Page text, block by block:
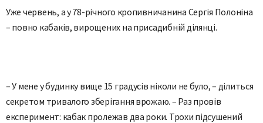
Уже червень, а у 78-річного кропивничанина Сергія Полоніна
– повно кабаків, вирощених на присадибній ділянці.
– У мене у будинку вище 15 градусів ніколи не було,– ділиться
секретом тривалого зберігання врожаю. – Раз провів
експеримент: кабак пролежав два роки. Трохи підсушений